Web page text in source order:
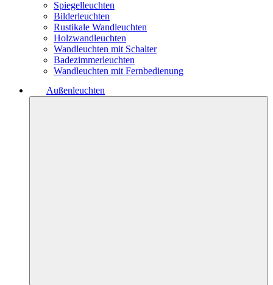
Spiegelleuchten
Bilderleuchten
Rustikale Wandleuchten
Holzwandleuchten
Wandleuchten mit Schalter
Badezimmerleuchten
Wandleuchten mit Fernbedienung
Außenleuchten